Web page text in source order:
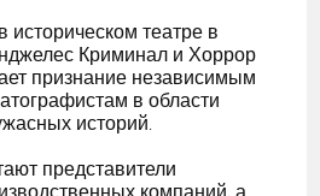
историческом театре в
Криминал и Хоррор
признание независимым
в области
историй.
представители